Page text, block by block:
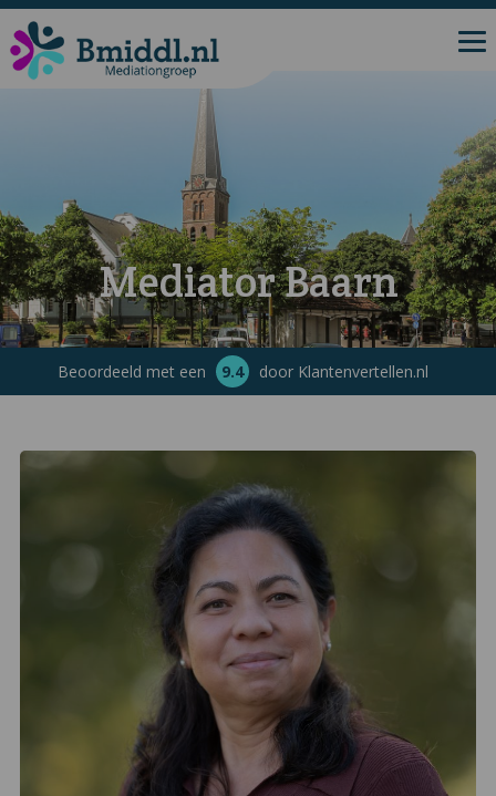
Mediator Baarn
Beoordeeld met een 9.4 door Klantenvertellen.nl